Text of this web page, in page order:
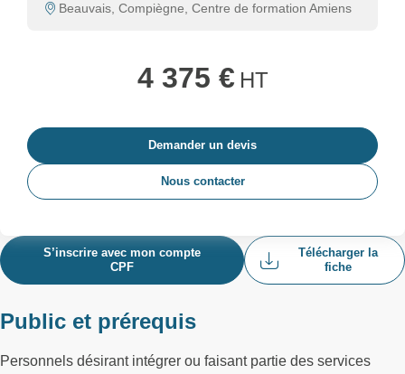
S’inscrire avec mon compte
CPF
Télécharger la
fiche
Public et prérequis
Personnels désirant intégrer ou faisant partie des services
Beauvais, Compiègne, Centre de formation Amiens
4 375 € HT
Demander un devis
Nous contacter